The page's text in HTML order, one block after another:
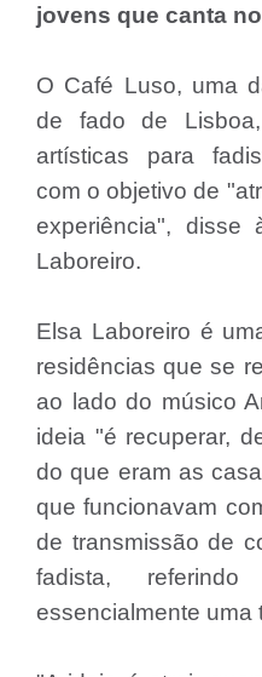
jovens que canta
O Café Luso, uma
de fado de
artísticas para
com o objetivo de
experiência",
Laboreiro.
Elsa Laboreiro é
residências que se
ao lado do músico
ideia "é recuperar,
do que eram as
que funcionavam
de transmissão de
fadista,
essencialmente uma